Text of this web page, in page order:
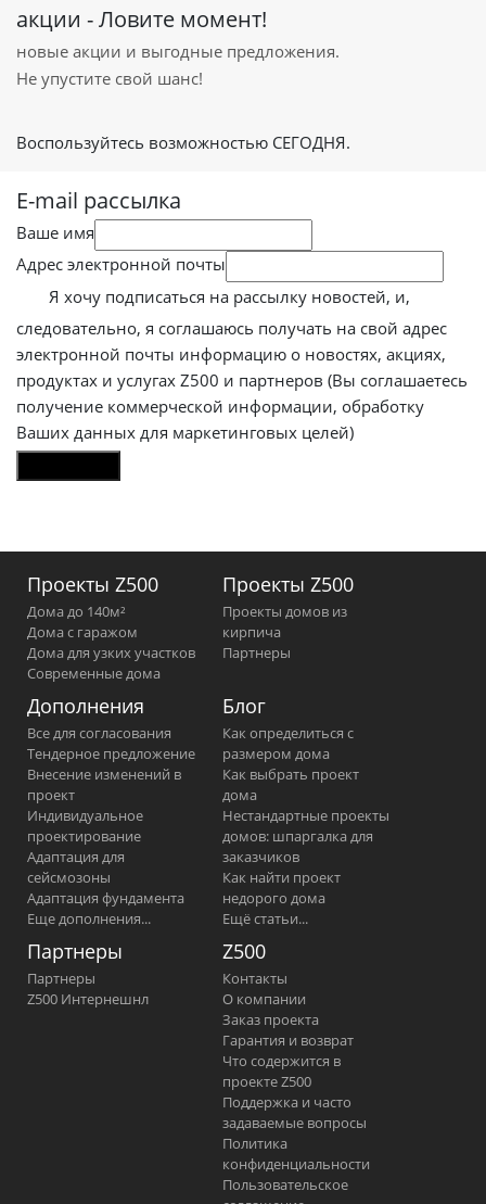
акции - Ловите момент!
новые акции и выгодные предложения.
Не упустите свой шанс!
Воспользуйтесь возможностью СЕГОДНЯ.
E-mail рассылка
Ваше имя
Адрес электронной почты
Я хочу подписаться на рассылку новостей, и,
следовательно, я соглашаюсь получать на свой адрес
электронной почты информацию о новостях, акциях,
продуктах и услугах Z500 и партнеров (Вы соглашаетесь
получение коммерческой информации, обработку
Ваших данных для маркетинговых целей)
Проекты Z500
Дома до 140м²
Дома с гаражом
Дома для узких участков
Современные дома
Проекты Z500
Проекты домов из
кирпича
Партнеры
Дополнения
Все для согласования
Тендерное предложение
Внесение изменений в
проект
Индивидуальное
проектирование
Адаптация для
сейсмозоны
Адаптация фундамента
Еще дополнения...
Блог
Как определиться с
размером дома
Как выбрать проект
дома
Нестандартные проекты
домов: шпаргалка для
заказчиков
Как найти проект
недорого дома
Ещё статьи...
Партнеры
Партнеры
Z500 Интернешнл
Z500
Контакты
О компании
Заказ проекта
Гарантия и возврат
Что содержится в
проекте Z500
Поддержка и часто
задаваемые вопросы
Политика
конфиденциальности
Пользовательское